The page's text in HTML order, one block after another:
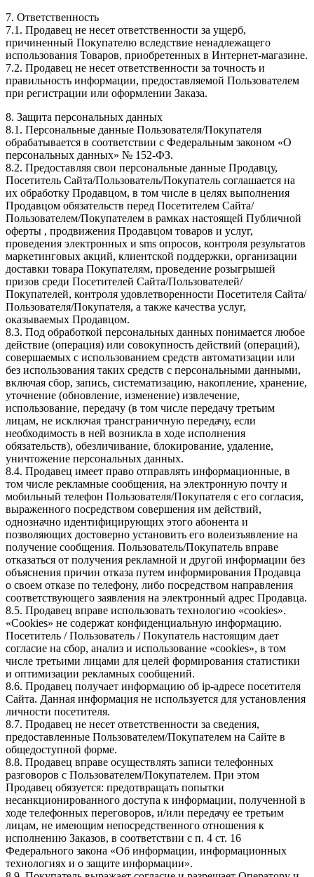
7. Ответственность
7.1. Продавец не несет ответственности за ущерб,
причиненный Покупателю вследствие ненадлежащего
использования Товаров, приобретенных в Интернет-магазине.
7.2. Продавец не несет ответственности за точность и
правильность информации, предоставляемой Пользователем
при регистрации или оформлении Заказа.
8. Защита персональных данных
8.1. Персональные данные Пользователя/Покупателя
обрабатывается в соответствии с Федеральным законом «О
персональных данных» № 152-ФЗ.
8.2. Предоставляя свои персональные данные Продавцу,
Посетитель Сайта/Пользователь/Покупатель соглашается на
их обработку Продавцом, в том числе в целях выполнения
Продавцом обязательств перед Посетителем Сайта/
Пользователем/Покупателем в рамках настоящей Публичной
оферты , продвижения Продавцом товаров и услуг,
проведения электронных и sms опросов, контроля результатов
маркетинговых акций, клиентской поддержки, организации
доставки товара Покупателям, проведение розыгрышей
призов среди Посетителей Сайта/Пользователей/
Покупателей, контроля удовлетворенности Посетителя Сайта/
Пользователя/Покупателя, а также качества услуг,
оказываемых Продавцом.
8.3. Под обработкой персональных данных понимается любое
действие (операция) или совокупность действий (операций),
совершаемых с использованием средств автоматизации или
без использования таких средств с персональными данными,
включая сбор, запись, систематизацию, накопление, хранение,
уточнение (обновление, изменение) извлечение,
использование, передачу (в том числе передачу третьим
лицам, не исключая трансграничную передачу, если
необходимость в ней возникла в ходе исполнения
обязательств), обезличивание, блокирование, удаление,
уничтожение персональных данных.
8.4. Продавец имеет право отправлять информационные, в
том числе рекламные сообщения, на электронную почту и
мобильный телефон Пользователя/Покупателя с его согласия,
выраженного посредством совершения им действий,
однозначно идентифицирующих этого абонента и
позволяющих достоверно установить его волеизъявление на
получение сообщения. Пользователь/Покупатель вправе
отказаться от получения рекламной и другой информации без
объяснения причин отказа путем информирования Продавца
о своем отказе по телефону, либо посредством направления
соответствующего заявления на электронный адрес Продавца.
8.5. Продавец вправе использовать технологию «cookies».
«Cookies» не содержат конфиденциальную информацию.
Посетитель / Пользователь / Покупатель настоящим дает
согласие на сбор, анализ и использование «cookies», в том
числе третьими лицами для целей формирования статистики
и оптимизации рекламных сообщений.
8.6. Продавец получает информацию об ip-адресе посетителя
Сайта. Данная информация не используется для установления
личности посетителя.
8.7. Продавец не несет ответственности за сведения,
предоставленные Пользователем/Покупателем на Сайте в
общедоступной форме.
8.8. Продавец вправе осуществлять записи телефонных
разговоров с Пользователем/Покупателем. При этом
Продавец обязуется: предотвращать попытки
несанкционированного доступа к информации, полученной в
ходе телефонных переговоров, и/или передачу ее третьим
лицам, не имеющим непосредственного отношения к
исполнению Заказов, в соответствии с п. 4 ст. 16
Федерального закона «Об информации, информационных
технологиях и о защите информации».